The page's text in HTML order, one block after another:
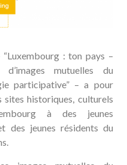
: ton pays –
mutuelles du
participative” – a pour
historiques, culturels
à des jeunes
des jeunes résidents du